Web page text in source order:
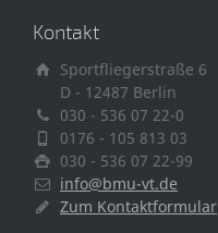
Kontakt
Sportfliegerstraße 6
D - 12487 Berlin
030 - 536 07 22-0
0176 - 105 813 03
030 - 536 07 22-99
info@bmu-vt.de
Zum Kontaktformular